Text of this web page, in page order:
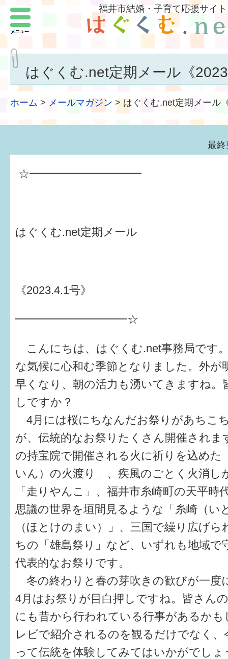
福井市結婚・子育て応援サイト
はぐくむ.net定期メール《
ホーム > メールマガジン > はぐくむ.net定期メール
最終
☆━━━━━━━━━━
はぐくむ.net定期メール
《2023.4.1号》
━━━━━━━━━━☆
こんにちは、はぐくむ.net事務局です
な気候に心和む季節となりました。外が
早くなり、朝の活力も湧いてきますね。
しですか？
4月には桜にちなんだお祭りがあちこ
が、伝統的なお祭りたくさん開催されま
の持宝院で開催される火に祈りを込めた
いん）の火渡り」、疾風のごとく火消し
「走りやんこ」、福井市糸崎町の天平時
思議の世界を垣間見るような「糸崎（い
（ほとけのまい）」、三国で繰り広げら
ちの「雄島祭り」など、いずれも地域で
代表的なお祭りです。
冬の終わりと春の芽吹きの歓びが一度
4月はお祭りが目白押しですね。皆さん
にも昔から行われている行事があるか
レビで紹介されるのを観るだけでなく、
って伝統を体験してみてはいかがでしょ
メニュー
結婚したい
子どもがほしい
子どもを育てよう
健診・予防接種
子どもを預けたい
さまざまな支援
子育てカレンダー
妊娠
出産〜3か月
3か月〜6か月
6か月〜1歳
1歳〜3歳
3歳〜就学前
就学後〜
子育てマップ
イベントレポート
なるほどコラム